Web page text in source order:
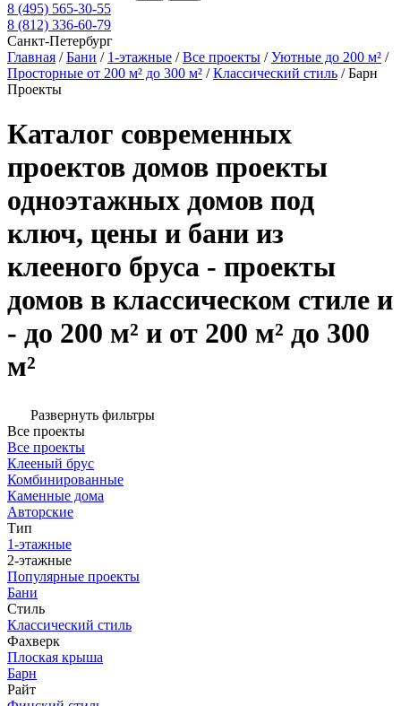
8 (495) 565-30-55
8 (812) 336-60-79
Санкт-Петербург
Главная /Бани / 1-этажные /Все проекты /Уютные до 200 м² /
Просторные от 200 м² до 300 м² /Классический стиль /Барн
Проекты
Каталог современных
проектов домов проекты
одноэтажных домов под
ключ, цены и бани из
клееного бруса - проекты
домов в классическом стиле и
- до 200 м² и от 200 м² до 300
м²
Развернуть фильтры
Все проекты
Все проекты
Клееный брус
Комбинированные
Каменные дома
Авторские
Тип
1-этажные
2-этажные
Популярные проекты
Бани
Стиль
Классический стиль
Фахверк
Плоская крыша
Барн
Райт